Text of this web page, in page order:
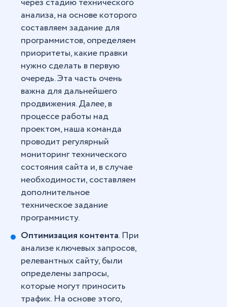
анализа, на основе которого
составляем задание для
программистов, определяем
приоритеты, какие правки
нужно сделать в первую
очередь. Эта часть очень
важна для дальнейшего
продвижения. Далее, в
процессе работы над
проектом, наша команда
проводит регулярный
мониторинг технического
состояния сайта и, в случае
необходимости, составляем
дополнительное
техническое задание
программисту.
Оптимизация контента. При
анализе ключевых запросов,
релевантных сайту, были
определены запросы,
которые могут приносить
трафик. На основе этого,